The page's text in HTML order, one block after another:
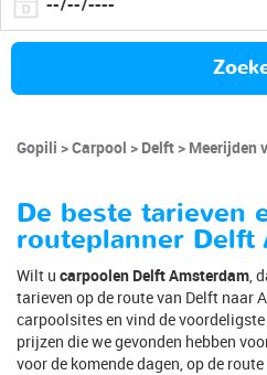
Gopili Carpool Delft Meerijden
De beste tarieven
routeplanner Delft
Wilt u carpoolen Delft Amsterdam ,
tarieven op de route van Delft naar
carpoolsites en vind de
prijzen die we gevonden hebben
voor de komende dagen, op de